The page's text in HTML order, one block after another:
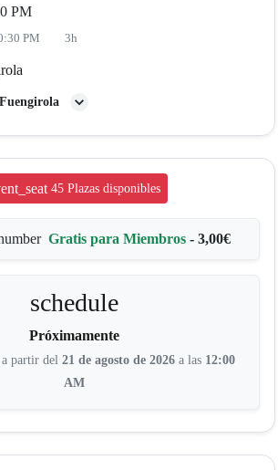
PM
PM 3h
45 Plazas disponibles
Gratis para Miembros - 3,00€
schedule
Próximamente
a partir del 21 de agosto de 2026 a las 12:00
AM